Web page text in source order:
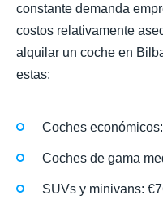
constante demanda
costos relativamente
alquilar un coche en
estas:
Coches
Coches de gama
SUVs y minivans: